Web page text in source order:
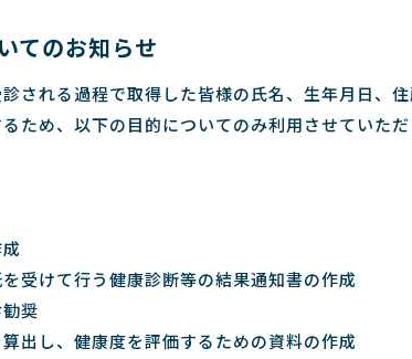
てのお知らせ
される過程で取得した皆様の氏名、生年月日、
ため、以下の目的についてのみ利用させていただ
受けて行う健康診断等の結果通知書の作成
奨
出し、健康度を評価するための資料の作成